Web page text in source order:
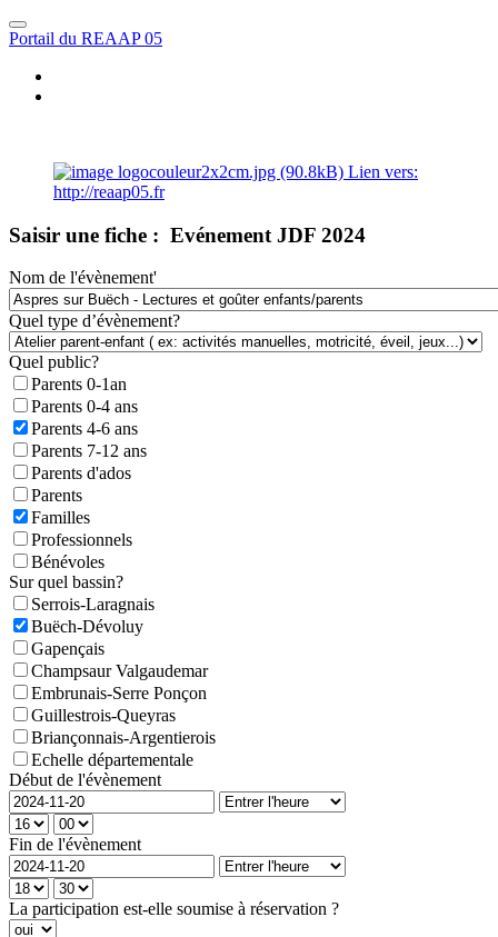
Portail du REAAP 05
Saisir une fiche : Evénement JDF 2024
Nom de l'évènement'
Quel type d’évènement?
Quel public?
Parents 0-1an
Parents 0-4 ans
Parents 4-6 ans
Parents 7-12 ans
Parents d'ados
Parents
Familles
Professionnels
Bénévoles
Sur quel bassin?
Serrois-Laragnais
Buëch-Dévoluy
Gapençais
Champsaur Valgaudemar
Embrunais-Serre Ponçon
Guillestrois-Queyras
Briançonnais-Argentierois
Echelle départementale
Début de l'évènement
Fin de l'évènement
La participation est-elle soumise à réservation ?